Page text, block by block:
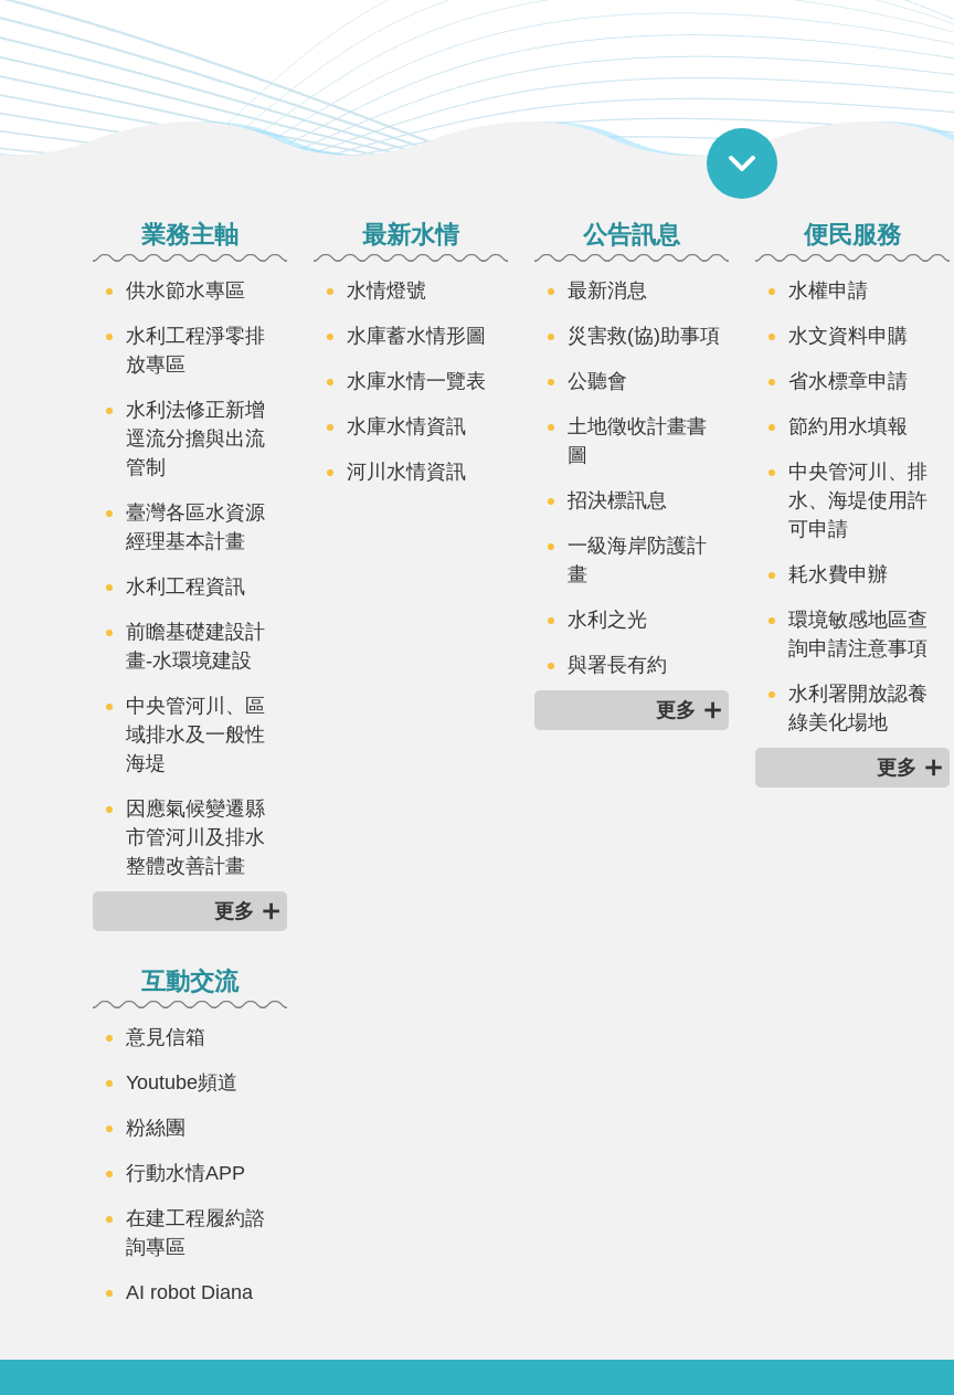
業務主軸
供水節水專區
水利工程淨零排
放專區
水利法修正新增
逕流分擔與出流
管制
臺灣各區水資源
經理基本計畫
水利工程資訊
前瞻基礎建設計
畫-水環境建設
中央管河川、區
域排水及一般性
海堤
因應氣候變遷縣
市管河川及排水
整體改善計畫
更多
最新水情
水情燈號
水庫蓄水情形圖
水庫水情一覽表
水庫水情資訊
河川水情資訊
公告訊息
最新消息
災害救(協)助事項
公聽會
土地徵收計畫書
圖
招決標訊息
一級海岸防護計
畫
水利之光
與署長有約
更多
便民服務
水權申請
水文資料申購
省水標章申請
節約用水填報
中央管河川、排
水、海堤使用許
可申請
耗水費申辦
環境敏感地區查
詢申請注意事項
水利署開放認養
綠美化場地
更多
互動交流
意見信箱
Youtube頻道
粉絲團
行動水情APP
在建工程履約諮
詢專區
AI robot Diana